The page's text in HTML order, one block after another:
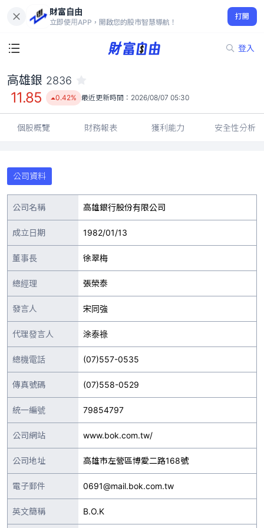
財富自由
立即使用APP，開啟您的股市智慧導航！
打開
登入
11.85
0.42%
高雄銀 2836
11.85 0.42% 最近更新時間： 2026/08/07 05:30
個股概覽 財務報表 獲利能力 安全性分析
公司資料
公司名稱 高雄銀行股份有限公司
成立日期 1982/01/13
董事長 徐翠梅
總經理 張榮泰
發言人 宋同強
代理發言人 涂泰祿
總機電話 (07)557-0535
傳真號碼 (07)558-0529
統一編號 79854797
公司網站 www.bok.com.tw/
公司地址 高雄市左營區博愛二路168號
電子郵件 0691@mail.bok.com.tw
英文簡稱 B.O.K